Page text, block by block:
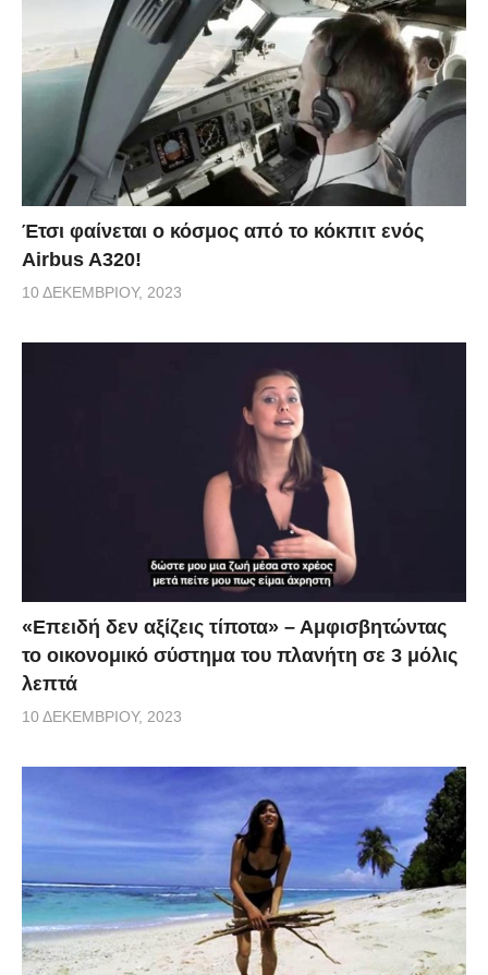
Έτσι φαίνεται ο κόσμος από το κόκπιτ ενός
Airbus A320!
10 ΔΕΚΕΜΒΡΊΟΥ, 2023
«Επειδή δεν αξίζεις τίποτα» – Αμφισβητώντας
το οικονομικό σύστημα του πλανήτη σε 3 μόλις
λεπτά
10 ΔΕΚΕΜΒΡΊΟΥ, 2023